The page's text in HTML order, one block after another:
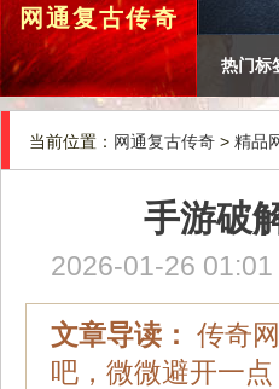
网通复古传奇
热门标
当前位置： 网通复古传奇 > 精品
手游破
2026-01-26 01:01
文章导读： 传奇
吧，微微避开一